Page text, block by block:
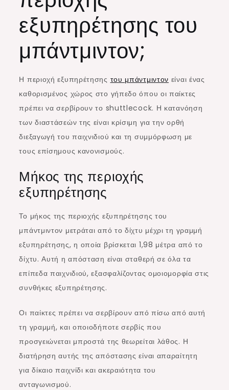
εξυπηρέτησης του
μπάντμιντον;
Η περιοχή εξυπηρέτησης του μπάντμιντον είναι ένας
καθορισμένος χώρος στο γήπεδο όπου οι παίκτες
πρέπει να σερβίρουν το shuttlecock. Η κατανόηση
των διαστάσεών της είναι κρίσιμη για την ορθή
διεξαγωγή του παιχνιδιού και τη συμμόρφωση με
τους επίσημους κανονισμούς.
Μήκος της περιοχής
εξυπηρέτησης
Το μήκος της περιοχής εξυπηρέτησης του
μπάντμιντον μετράται από το δίχτυ μέχρι τη γραμμή
εξυπηρέτησης, η οποία βρίσκεται 1,98 μέτρα από το
δίχτυ. Αυτή η απόσταση είναι σταθερή σε όλα τα
επίπεδα παιχνιδιού, εξασφαλίζοντας ομοιομορφία στις
συνθήκες εξυπηρέτησης.
Οι παίκτες πρέπει να σερβίρουν από πίσω από αυτή
τη γραμμή, και οποιοδήποτε σερβίς που
προσγειώνεται μπροστά της θεωρείται λάθος. Η
διατήρηση αυτής της απόστασης είναι απαραίτητη
για δίκαιο παιχνίδι και ακεραιότητα του
ανταγωνισμού.